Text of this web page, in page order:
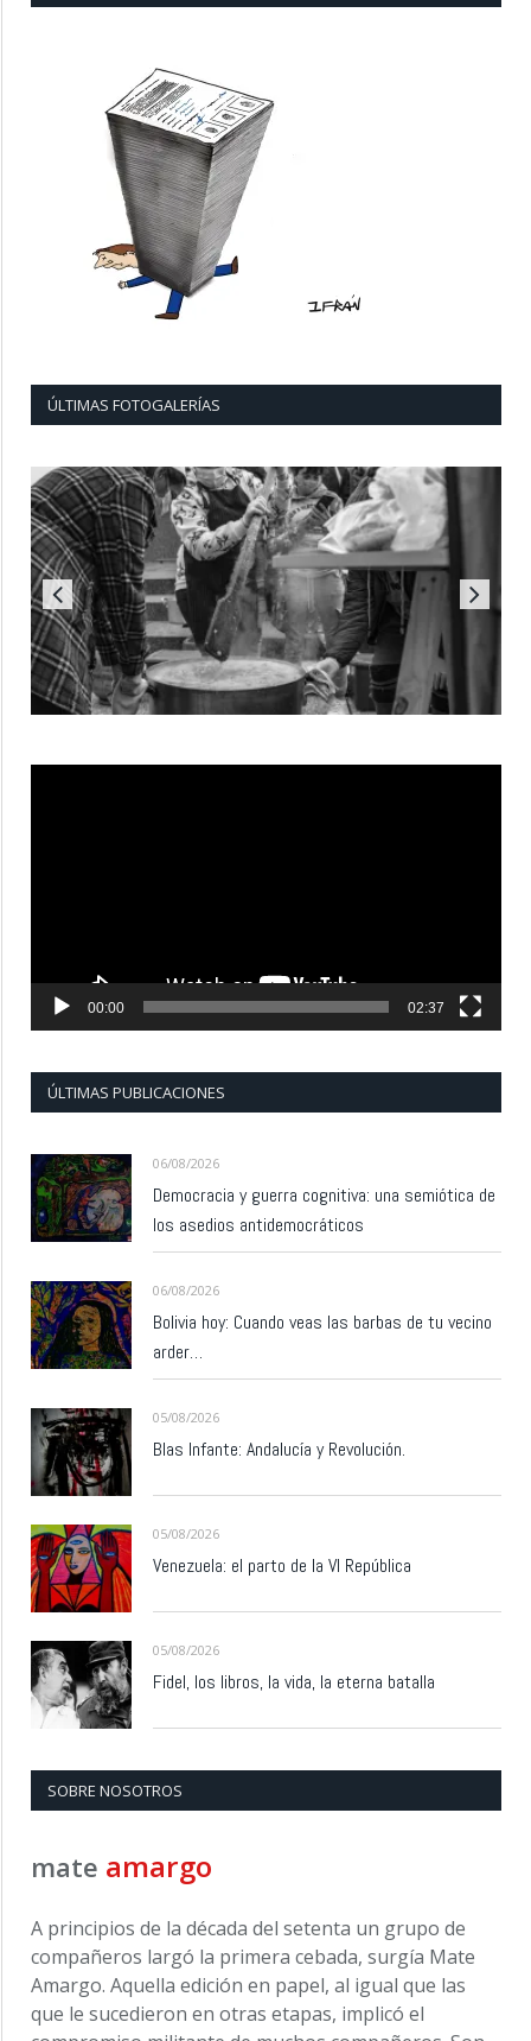
ÚLTIMAS FOTOGALERÍAS
00:00 02:37
ÚLTIMAS PUBLICACIONES
06/08/2026
Democracia y guerra cognitiva: una semiótica de
los asedios antidemocráticos
06/08/2026
Bolivia hoy: Cuando veas las barbas de tu vecino
arder…
05/08/2026
Blas Infante: Andalucía y Revolución.
05/08/2026
Venezuela: el parto de la VI República
05/08/2026
Fidel, los libros, la vida, la eterna batalla
SOBRE NOSOTROS
mate amargo
A principios de la década del setenta un grupo de
compañeros largó la primera cebada, surgía Mate
Amargo. Aquella edición en papel, al igual que las
que le sucedieron en otras etapas, implicó el